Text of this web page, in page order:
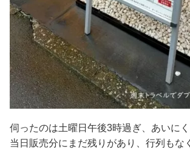
伺ったのは土曜日午後3時過ぎ、あいにく
当日販売分にまだ残りがあり、行列もな